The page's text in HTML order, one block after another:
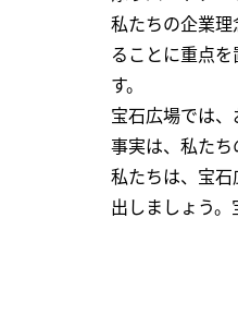
私たちの企業
ることに重点
す。
宝石広場では
事実は、私た
私たちは、宝
出しましょう。